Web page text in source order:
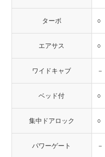
ターボ ○
エアサス ○
ワイドキャブ －
ベッド付 ○
集中ドアロック ○
パワーゲート －